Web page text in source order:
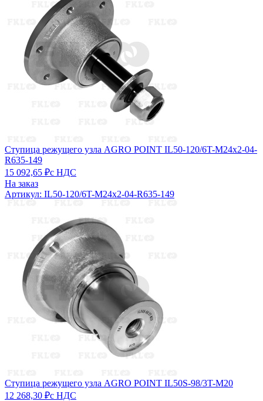
Ступица режущего узла AGRO POINT IL50-120/6T-M24x2-04-
R635-149
15 092,65 ₽с НДС
На заказ
Артикул: IL50-120/6T-M24x2-04-R635-149
Ступица режущего узла AGRO POINT IL50S-98/3T-M20
12 268,30 ₽с НДС